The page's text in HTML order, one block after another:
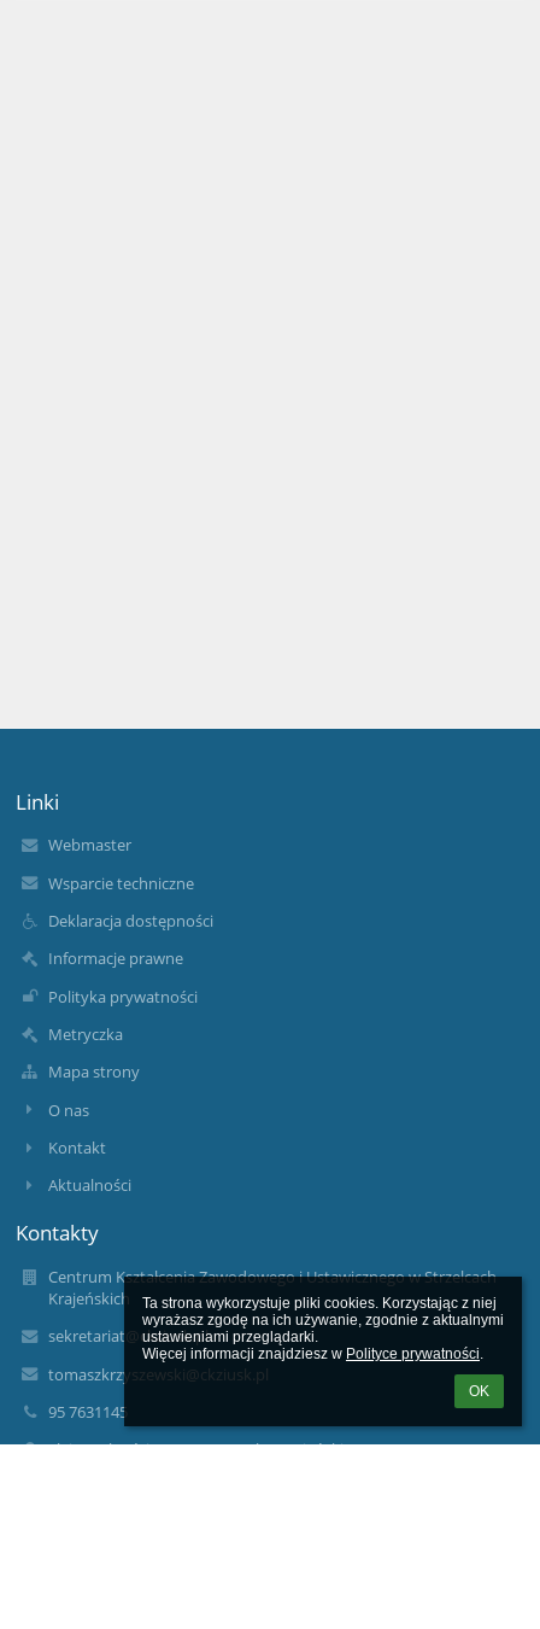
Ta strona wykorzystuje pliki cookies. Korzystając z niej
wyrażasz zgodę na ich używanie, zgodnie z aktualnymi
ustawieniami przeglądarki.
Więcej informacji znajdziesz w Polityce prywatności.
OK
Linki
Webmaster
Wsparcie techniczne
Deklaracja dostępności
Informacje prawne
Polityka prywatności
Metryczka
Mapa strony
O nas
Kontakt
Aktualności
Kontakty
Centrum Kształcenia Zawodowego i Ustawicznego w Strzelcach
Krajeńskich
sekretariat@ckziusk.pl
tomaszkrzyszewski@ckziusk.pl
95 7631145
aleja Wolności 7; 66-500 Strzelce Krajeńskie